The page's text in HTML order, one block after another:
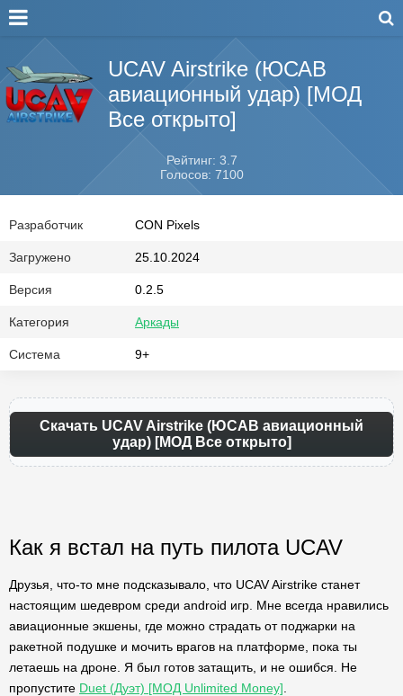
UCAV Airstrike (ЮСАВ
авиационный удар) [МОД
Все открыто]
Рейтинг: 3.7
Голосов: 7100
Разработчик CON Pixels
Загружено 25.10.2024
Версия 0.2.5
Категория Аркады
Система 9+
Скачать UCAV Airstrike (ЮСАВ авиационный
удар) [МОД Все открыто]
Как я встал на путь пилота UCAV
Друзья, что-то мне подсказывало, что UCAV Airstrike станет
настоящим шедевром среди android игр. Мне всегда нравились
авиационные экшены, где можно страдать от поджарки на
ракетной подушке и мочить врагов на платформе, пока ты
летаешь на дроне. Я был готов затащить, и не ошибся. Не
пропустите Duet (Дуэт) [МОД Unlimited Money]